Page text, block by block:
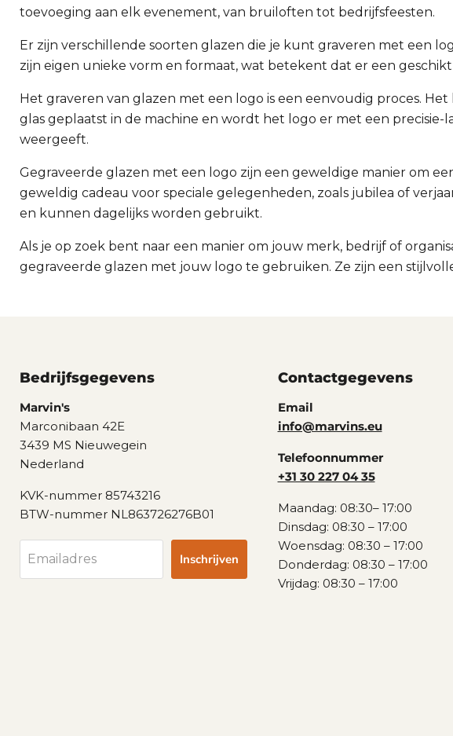
toevoeging aan elk evenement, van bruiloften tot bedrijfsfeesten.
Er zijn verschillende soorten glazen die je kunt graveren met een
zijn eigen unieke vorm en formaat, wat betekent dat er een
Het graveren van glazen met een logo is een eenvoudig proces.
glas geplaatst in de machine en wordt het logo er met een
weergeeft.
Gegraveerde glazen met een logo zijn een geweldige manier om
geweldig cadeau voor speciale gelegenheden, zoals jubilea of
en kunnen dagelijks worden gebruikt.
Als je op zoek bent naar een manier om jouw merk, bedrijf of
gegraveerde glazen met jouw logo te gebruiken. Ze zijn een
Bedrijfsgegevens
Marvin's
Marconibaan 42E
3439 MS Nieuwegein
Nederland
KVK-nummer 85743216
BTW-nummer NL863726276B01
Emailadres Inschrijven
Contactgegevens
Email
info@marvins.eu
Telefoonnummer
+31 30 227 04 35
Maandag: 08:30– 17:00
Dinsdag: 08:30 – 17:00
Woensdag: 08:30 – 17:00
Donderdag: 08:30 – 17:00
Vrijdag: 08:30 – 17:00